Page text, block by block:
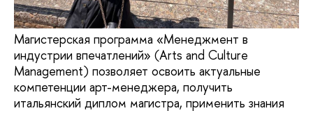
Магистерская программа «Менеджмент в
индустрии впечатлений» (Arts and Culture
Management) позволяет освоить актуальные
компетенции арт-менеджера, получить
итальянский диплом магистра, применить знания